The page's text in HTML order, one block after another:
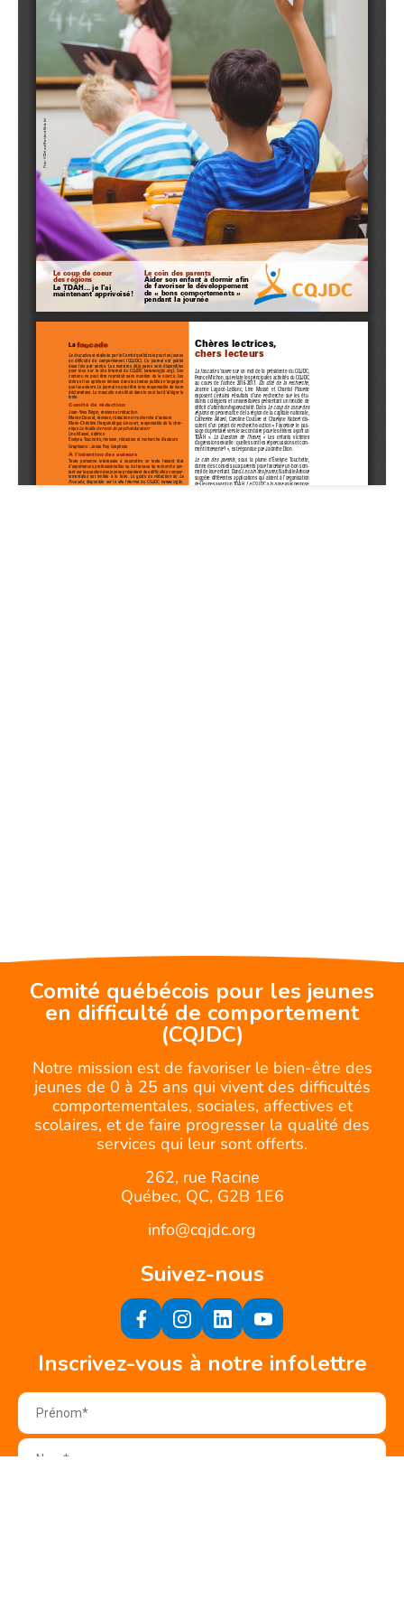
Comité québécois pour les jeunes
en difficulté de comportement
(CQJDC)
Notre mission est de favoriser le bien-être des
jeunes de 0 à 25 ans qui vivent des difficultés
comportementales, sociales, affectives et
scolaires, et de faire progresser la qualité des
services qui leur sont offerts.
262, rue Racine
Québec, QC, G2B 1E6
info@cqjdc.org
Suivez-nous
Inscrivez-vous à notre infolettre